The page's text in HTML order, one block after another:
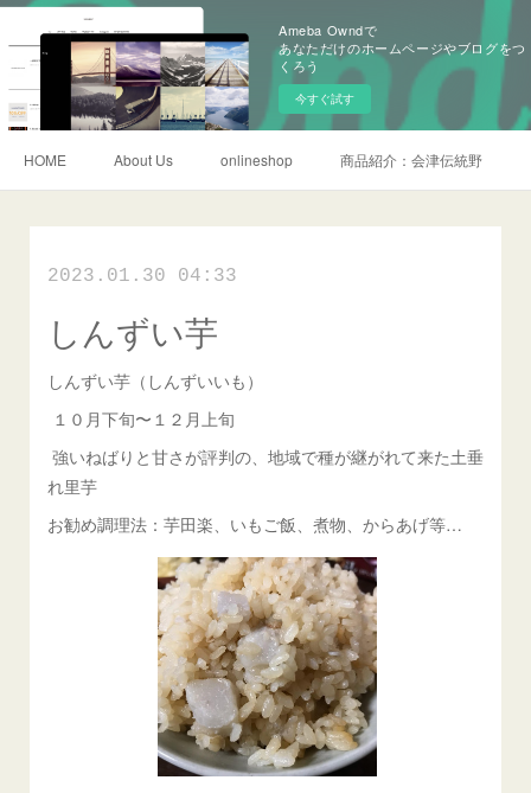
Ameba Owndで
あなただけのホームページやブログをつ
くろう
今すぐ試す
HOME About Us onlineshop 商品紹介：会津伝統野菜
2023.01.30 04:33
しんずい芋
しんずい芋（しんずいいも）
１０月下旬〜１２月上旬
強いねばりと甘さが評判の、地域で種が継がれて来た土垂
れ里芋
お勧め調理法：芋田楽、いもご飯、煮物、からあげ等…